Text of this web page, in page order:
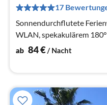
17
Sonnendurchflutete
WLAN, spekakulärem
ab 84€/ Nacht